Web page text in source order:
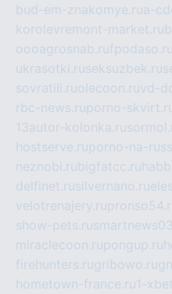
bud-em-znakomye.rua-
korolevremont-market.ru
oooagrosnab.rufpodaso.ru
ukrasotki.ruseksuzbek.ru
sovratili.ruolecoon.ruvd-
rbc-news.ruporno-
13autor-kolonka.ru
hostserve.ruporno-na-
neznobi.rubigfatcc.ru
delfinet.rusilvernano.ru
velotrenajery.ru
show-pets.ru
miraclecoon.rupongup.ru
firehunters.rugribowo.ru
hometown-france.ru1-